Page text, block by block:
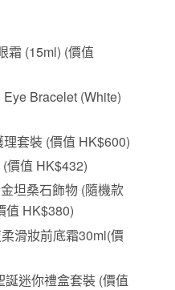
霜 (15ml) (價值
Bracelet (White)
套裝 (價值 HK$600)
價值 HK$432)
坦桑石飾物 (隨機款
值 HK$380)
滑妝前底霜30ml(價
迷你禮盒套裝 (價值